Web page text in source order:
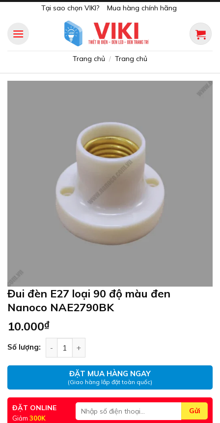
content
Tại sao chọn VIKI? Mua hàng chính hãng
Trang chủ / Trang chủ
Đui đèn E27 loại 90 độ màu đen
Nanoco NAE2790BK
10.000₫
Số lượng:
ĐẶT MUA HÀNG NGAY
(Giao hàng lắp đặt toàn quốc)
ĐẶT ONLINE
Giảm 300K